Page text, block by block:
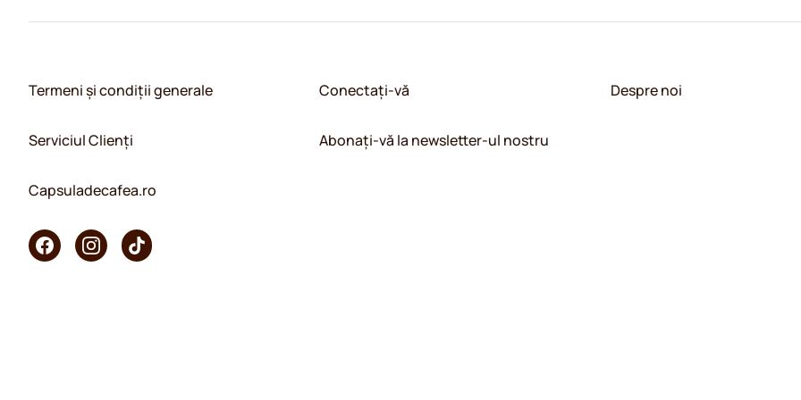
Termeni și condiții generale
Serviciul Clienți
Capsuladecafea.ro
Conectați-vă
Abonați-vă la newsletter-ul nostru
Despre noi